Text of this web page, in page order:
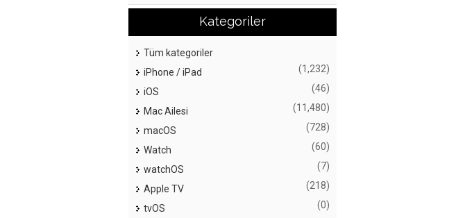
Kategoriler
Tüm kategoriler
iPhone / iPad
(1,232)
iOS (46)
Mac Ailesi (11,480)
macOS (728)
Watch (60)
watchOS (7)
Apple TV (218)
tvOS (0)